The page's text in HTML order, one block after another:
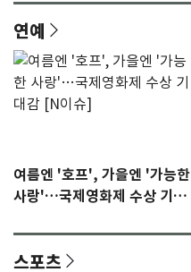
연예
여름엔 '호프', 가을엔 '가능한
사랑'…국제영화제 수상 기대
스포츠